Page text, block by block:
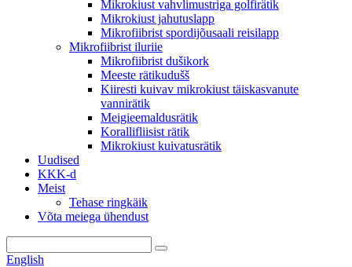
Mikrokiust vahvlimustriga golfirätik
Mikrokiust jahutuslapp
Mikrofiibrist spordijõusaali reisilapp
Mikrofiibrist iluriie
Mikrofiibrist dušikork
Meeste rätikudušš
Kiiresti kuivav mikrokiust täiskasvanute
vannirätik
Meigieemaldusrätik
Korallifliisist rätik
Mikrokiust kuivatusrätik
Uudised
KKK-d
Meist
Tehase ringkäik
Võta meiega ühendust
English